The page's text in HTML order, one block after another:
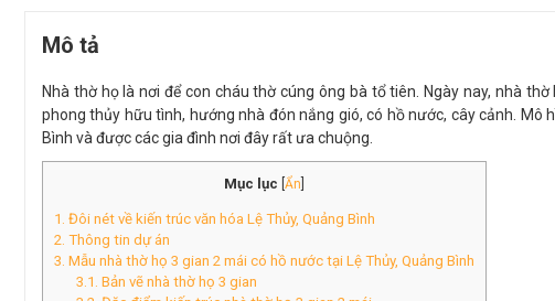
Mô tả
Nhà thờ họ là nơi để con cháu thờ cúng ông bà tổ tiên. Ngày nay, nhà
phong thủy hữu tình, hướng nhà đón nắng gió, có hồ nước, cây cảnh. Mô
Bình và được các gia đình nơi đây rất ưa chuộng.
Mục lục Ẩn
1. Đôi nét về kiến trúc văn hóa Lệ Thủy, Quảng Bình
2. Thông tin dự án
3. Mẫu nhà thờ họ 3 gian 2 mái có hồ nước tại Lệ Thủy, Quảng Bình
3.1. Bản vẽ nhà thờ họ 3 gian